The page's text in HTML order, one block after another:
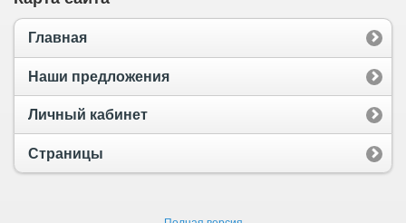
Главная
Наши предложения
Личный кабинет
Страницы